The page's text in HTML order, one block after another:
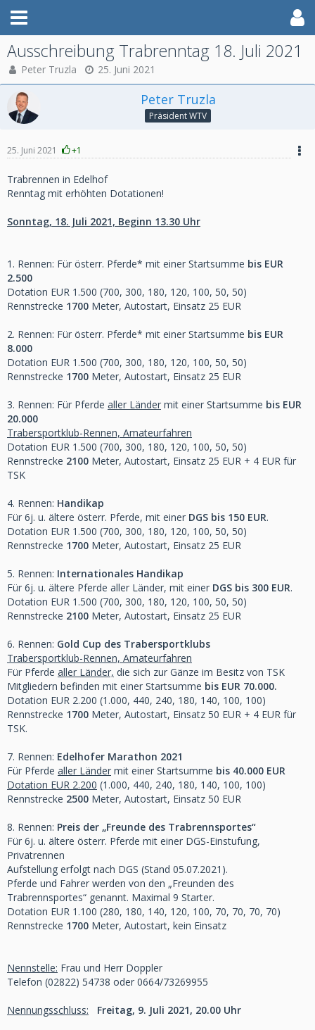
Ausschreibung Trabrenntag 18. Juli 2021
Peter Truzla 25. Juni 2021
Peter Truzla
Präsident WTV
25. Juni 2021 +1
Trabrennen in Edelhof
Renntag mit erhöhten Dotationen!
Sonntag, 18. Juli 2021, Beginn 13.30 Uhr
1. Rennen: Für österr. Pferde* mit einer Startsumme bis EUR
2.500
Dotation EUR 1.500 (700, 300, 180, 120, 100, 50, 50)
Rennstrecke 1700 Meter, Autostart, Einsatz 25 EUR
2. Rennen: Für österr. Pferde* mit einer Startsumme bis EUR
8.000
Dotation EUR 1.500 (700, 300, 180, 120, 100, 50, 50)
Rennstrecke 1700 Meter, Autostart, Einsatz 25 EUR
3. Rennen: Für Pferde aller Länder mit einer Startsumme bis EUR
20.000
Trabersportklub-Rennen, Amateurfahren
Dotation EUR 1.500 (700, 300, 180, 120, 100, 50, 50)
Rennstrecke 2100 Meter, Autostart, Einsatz 25 EUR + 4 EUR für
TSK
4. Rennen: Handikap
Für 6j. u. ältere österr. Pferde, mit einer DGS bis 150 EUR.
Dotation EUR 1.500 (700, 300, 180, 120, 100, 50, 50)
Rennstrecke 1700 Meter, Autostart, Einsatz 25 EUR
5. Rennen: Internationales Handikap
Für 6j. u. ältere Pferde aller Länder, mit einer DGS bis 300 EUR.
Dotation EUR 1.500 (700, 300, 180, 120, 100, 50, 50)
Rennstrecke 2100 Meter, Autostart, Einsatz 25 EUR
6. Rennen: Gold Cup des Trabersportklubs
Trabersportklub-Rennen, Amateurfahren
Für Pferde aller Länder, die sich zur Gänze im Besitz von TSK
Mitgliedern befinden mit einer Startsumme bis EUR 70.000.
Dotation EUR 2.200 (1.000, 440, 240, 180, 140, 100, 100)
Rennstrecke 1700 Meter, Autostart, Einsatz 50 EUR + 4 EUR für
TSK.
7. Rennen: Edelhofer Marathon 2021
Für Pferde aller Länder mit einer Startsumme bis 40.000 EUR
Dotation EUR 2.200 (1.000, 440, 240, 180, 140, 100, 100)
Rennstrecke 2500 Meter, Autostart, Einsatz 50 EUR
8. Rennen: Preis der „Freunde des Trabrennsportes“
Für 6j. u. ältere österr. Pferde mit einer DGS-Einstufung,
Privatrennen
Aufstellung erfolgt nach DGS (Stand 05.07.2021).
Pferde und Fahrer werden von den „Freunden des
Trabrennsportes“ genannt. Maximal 9 Starter.
Dotation EUR 1.100 (280, 180, 140, 120, 100, 70, 70, 70, 70)
Rennstrecke 1700 Meter, Autostart, kein Einsatz
Nennstelle: Frau und Herr Doppler
Telefon (02822) 54738 oder 0664/73269955
Nennungsschluss: Freitag, 9. Juli 2021, 20.00 Uhr